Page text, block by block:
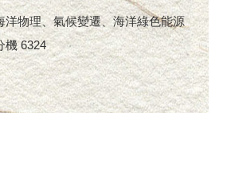
洋物理、氣候變遷、海洋綠色能源
機 6324